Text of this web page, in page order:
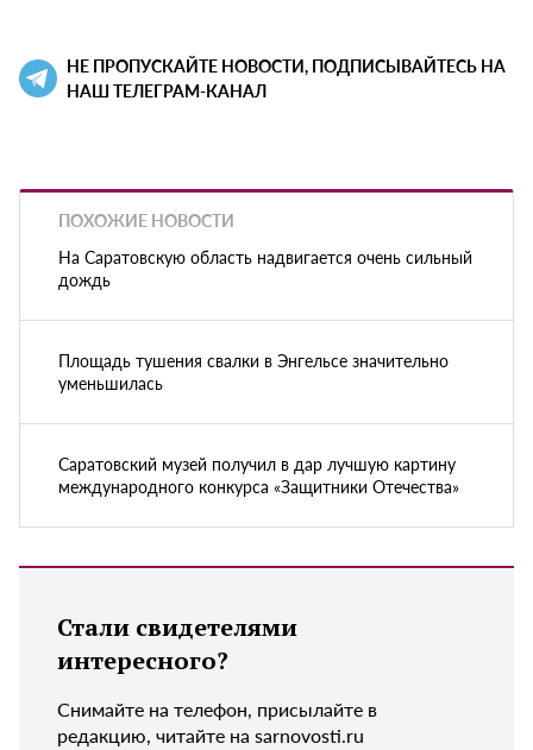
НЕ ПРОПУСКАЙТЕ НОВОСТИ, ПОДПИСЫВАЙТЕСЬ НА
НАШ ТЕЛЕГРАМ-КАНАЛ
ПОХОЖИЕ НОВОСТИ
На Саратовскую область надвигается очень сильный
дождь
Площадь тушения свалки в Энгельсе значительно
уменьшилась
Саратовский музей получил в дар лучшую картину
международного конкурса «Защитники Отечества»
Стали свидетелями
интересного?
Снимайте на телефон, присылайте в
редакцию, читайте на sarnovosti.ru